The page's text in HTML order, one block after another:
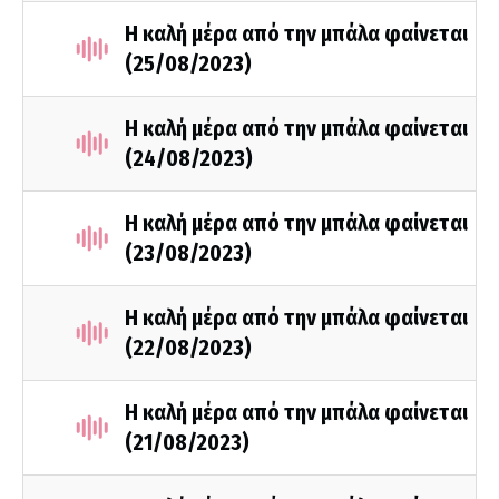
Η καλή μέρα από την μπάλα φαίνεται
(25/08/2023)
Η καλή μέρα από την μπάλα φαίνεται
(24/08/2023)
Η καλή μέρα από την μπάλα φαίνεται
(23/08/2023)
Η καλή μέρα από την μπάλα φαίνεται
(22/08/2023)
Η καλή μέρα από την μπάλα φαίνεται
(21/08/2023)